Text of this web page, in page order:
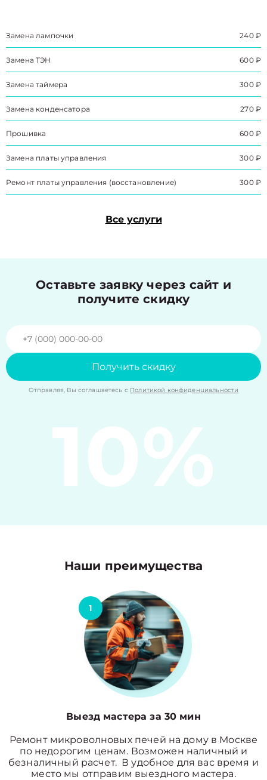
Замена лампочки 240 ₽
Замена ТЭН 600 ₽
Замена таймера 300 ₽
Замена конденсатора 270 ₽
Прошивка 600 ₽
Замена платы управления 300 ₽
Ремонт платы управления (восстановление) 300 ₽
Все услуги
Оставьте заявку через сайт и
получите скидку
Получить скидку
Отправляя, Вы соглашаетесь с Политикой конфиденциальности
10%
Наши преимущества
1
Выезд мастера за 30 мин
Ремонт микроволновых печей на дому в Москве
по недорогим ценам. Возможен наличный и
безналичный расчет. В удобное для вас время и
место мы отправим выездного мастера.